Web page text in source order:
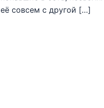
её совсем с другой […]